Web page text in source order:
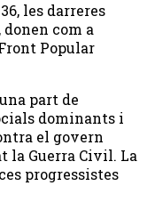
les darreres
donen com a
Popular
part de
dominants i
el govern
la Guerra Civil. La
progressistes